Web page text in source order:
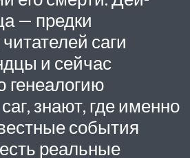
— предки
саги
и сейчас
генеалогию
знают, где именно
события
есть реальные